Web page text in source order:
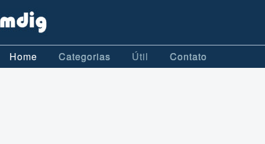
Home Categorias Útil Contato